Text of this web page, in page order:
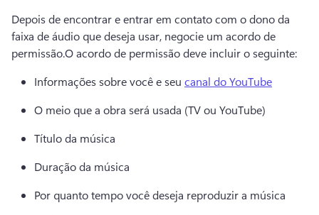
Depois de encontrar e entrar em contato com o dono da
faixa de áudio que deseja usar, negocie um acordo de
permissão.O acordo de permissão deve incluir o seguinte:
Informações sobre você e seu canal do YouTube
O meio que a obra será usada (TV ou YouTube)
Título da música
Duração da música
Por quanto tempo você deseja reproduzir a música